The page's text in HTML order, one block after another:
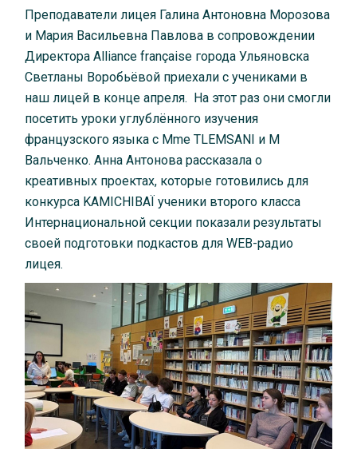
Преподаватели лицея Галина Антоновна Морозова
и Мария Васильевна Павлова в сопровождении
Директора Alliance française города Ульяновска
Светланы Воробьёвой приехали с учениками в
наш лицей в конце апреля. На этот раз они смогли
посетить уроки углублённого изучения
французского языка с Мme TLEMSANI и M
Вальченко. Анна Антонова рассказала о
креативных проектах, которые готовились для
конкурса KAMICHIBAÏ ученики второго класса
Интернациональной секции показали результаты
своей подготовки подкастов для WEB-радио
лицея.